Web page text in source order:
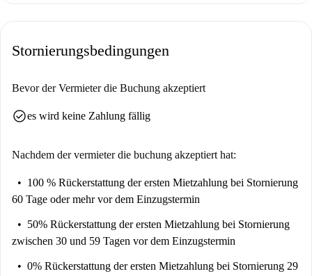
de Málaga und der Torre Blanca sind ebenfalls schnell zu erreichen und
pulsierenden Viertel Málagas.
Stornierungsbedingungen
Bevor der Vermieter die Buchung akzeptiert
check_circlees wird keine Zahlung fällig
Nachdem der vermieter die buchung akzeptiert hat:
100 % Rückerstattung der ersten Mietzahlung bei Stornierung
60 Tage oder mehr vor dem Einzugstermin
50% Rückerstattung der ersten Mietzahlung bei Stornierung
zwischen 30 und 59 Tagen vor dem Einzugstermin
0% Rückerstattung der ersten Mietzahlung bei Stornierung 29